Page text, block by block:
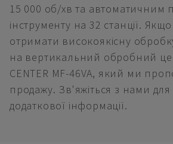
15 000 об/хв та автоматичним
інструменту на 32 станції.
отримати високоякісну
на вертикальний обробний
CENTER MF-46VA, який ми
продажу. Зв'яжіться з нами
додаткової інформації.